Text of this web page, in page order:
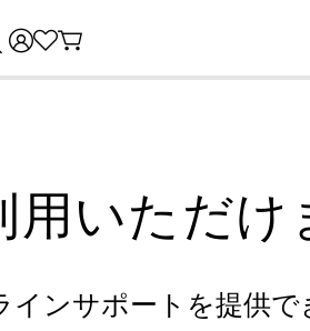
用いただけ
ンサポートを提供で